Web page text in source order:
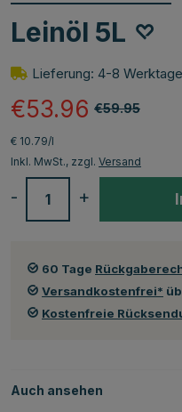
Leinöl 5L
Lieferung: 4-8 Werktage
€59.95
€53.96
€ 10.79/l
Inkl. MwSt., zzgl. Versand
+
-
60 Tage
Versandkostenfrei*
Kostenfreie
Auch ansehen